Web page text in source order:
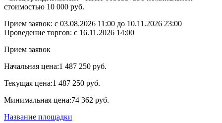
стоимостью 10 000 руб.
Прием заявок: с 03.08.2026 11:00 до 10.11.2026 23:00
Проведение торгов: с 16.11.2026 14:00
Прием заявок
Начальная цена:1 487 250 руб.
Текущая цена:1 487 250 руб.
Минимальная цена:74 362 руб.
Название площадки